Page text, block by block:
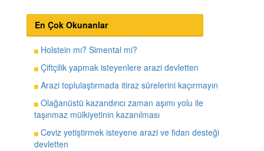
En Çok Okunanlar
Holstein mı? Simental mi?
Çiftçilik yapmak isteyenlere arazi devletten
Arazi toplulaştırmada itiraz sürelerini kaçırmayın
Olağanüstü kazandırıcı zaman aşımı yolu ile
taşınmaz mülkiyetinin kazanılması
Ceviz yetiştirmek isteyene arazi ve fidan desteği
devletten